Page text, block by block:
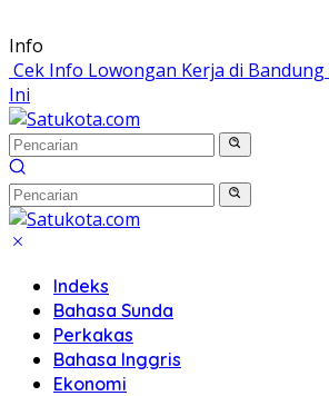
Langsung
ke
konten
Info
Cek Info Lowongan Kerja di Bandung
Ini
Indeks
Bahasa Sunda
Perkakas
Bahasa Inggris
Ekonomi